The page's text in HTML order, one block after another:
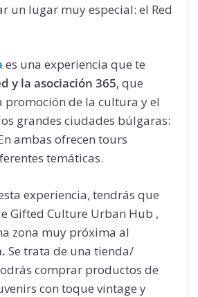
un lugar muy especial: el Red
es una experiencia que te
y la asociación 365, que
de la cultura y el
grandes ciudades búlgaras:
ambas ofrecen tours
temáticas.
experiencia, tendrás que
Gifted Culture Urban Hub ,
zona muy próxima al
Se trata de una tienda/
comprar productos de
con toque vintage y